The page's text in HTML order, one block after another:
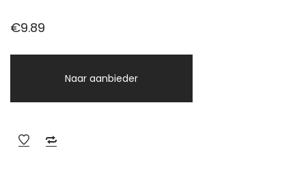
€9.89
Naar aanbieder